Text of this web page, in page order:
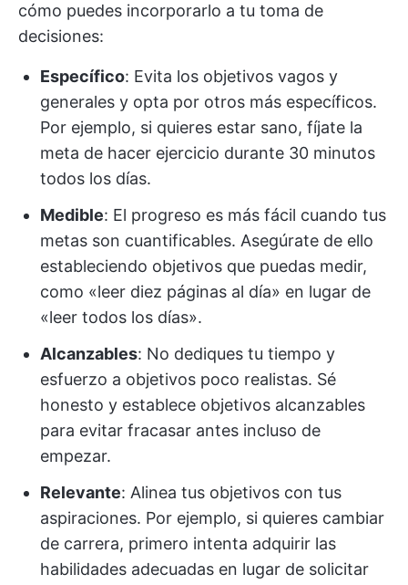
cómo puedes incorporarlo a tu toma de
decisiones:
Específico: Evita los objetivos vagos y
generales y opta por otros más específicos.
Por ejemplo, si quieres estar sano, fíjate la
meta de hacer ejercicio durante 30 minutos
todos los días.
Medible: El progreso es más fácil cuando tus
metas son cuantificables. Asegúrate de ello
estableciendo objetivos que puedas medir,
como «leer diez páginas al día» en lugar de
«leer todos los días».
Alcanzables: No dediques tu tiempo y
esfuerzo a objetivos poco realistas. Sé
honesto y establece objetivos alcanzables
para evitar fracasar antes incluso de
empezar.
Relevante: Alinea tus objetivos con tus
aspiraciones. Por ejemplo, si quieres cambiar
de carrera, primero intenta adquirir las
habilidades adecuadas en lugar de solicitar